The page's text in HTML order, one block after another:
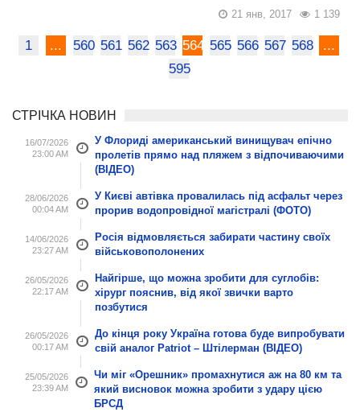
1 139
21 янв, 2017
1 ... 560 561 562 563 564 565 566 567 568
...
595
СТРІЧКА НОВИН
16/07/2026
23:00 AM
У Флориді американський винищувач епічно
пролетів прямо над пляжем з відпочиваючими
(ВІДЕО)
28/06/2026
00:04 AM
У Києві автівка провалилась під асфальт через
прорив водопровідної магістралі (ФОТО)
14/06/2026
23:27 AM
Росія відмовляється забирати частину своїх
військовополонених
26/05/2026
22:17 AM
Найгірше, що можна зробити для суглобів:
хірург пояснив, від якої звички варто
позбутися
26/05/2026
00:17 AM
До кінця року Україна готова буде випробувати
свій аналог Patriot – Штілерман (ВІДЕО)
25/05/2026
23:39 AM
Чи міг «Орешник» промахнутися аж на 80 км та
який висновок можна зробити з удару цією
БРСД